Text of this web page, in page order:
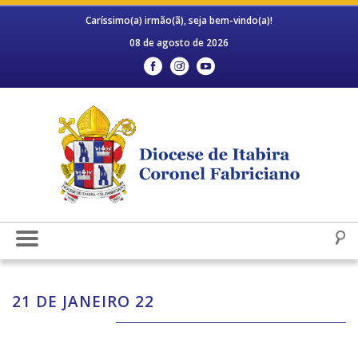
Caríssimo(a) irmão(ã), seja bem-vindo(a)!
08 de agosto de 2026
21 DE JANEIRO 22